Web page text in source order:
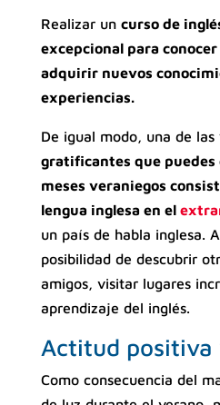
Realizar un curso de
excepcional para
adquirir nuevos
experiencias.
De igual modo, una de las
gratificantes que
meses veraniegos
lengua inglesa en el
un país de habla inglesa.
posibilidad de descubrir
amigos, visitar lugares
aprendizaje del inglés.
Actitud positiva
Como consecuencia del